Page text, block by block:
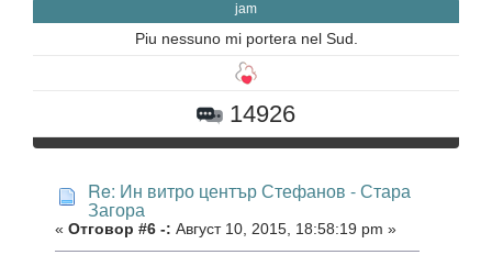
jam
Piu nessuno mi portera nel Sud.
14926
Re: Ин витро център Стефанов - Стара
Загора
« Отговор #6 -: Август 10, 2015, 18:58:19 pm »